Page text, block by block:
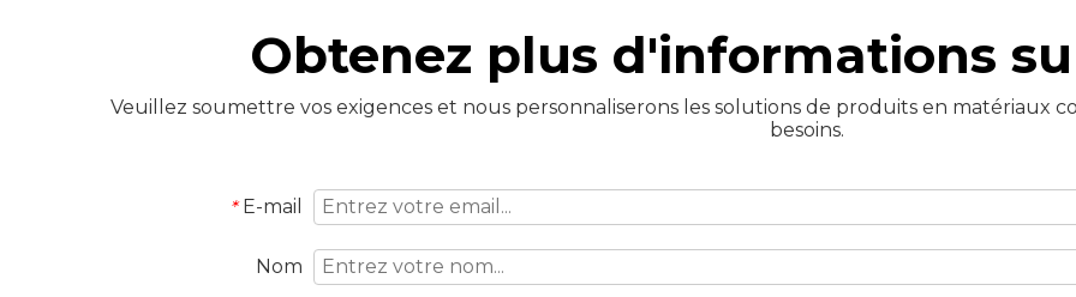
Obtenez plus d'informations
Veuillez soumettre vos exigences et nous personnaliserons les solutions de produits en matériaux
besoins.
* E-mail
Nom